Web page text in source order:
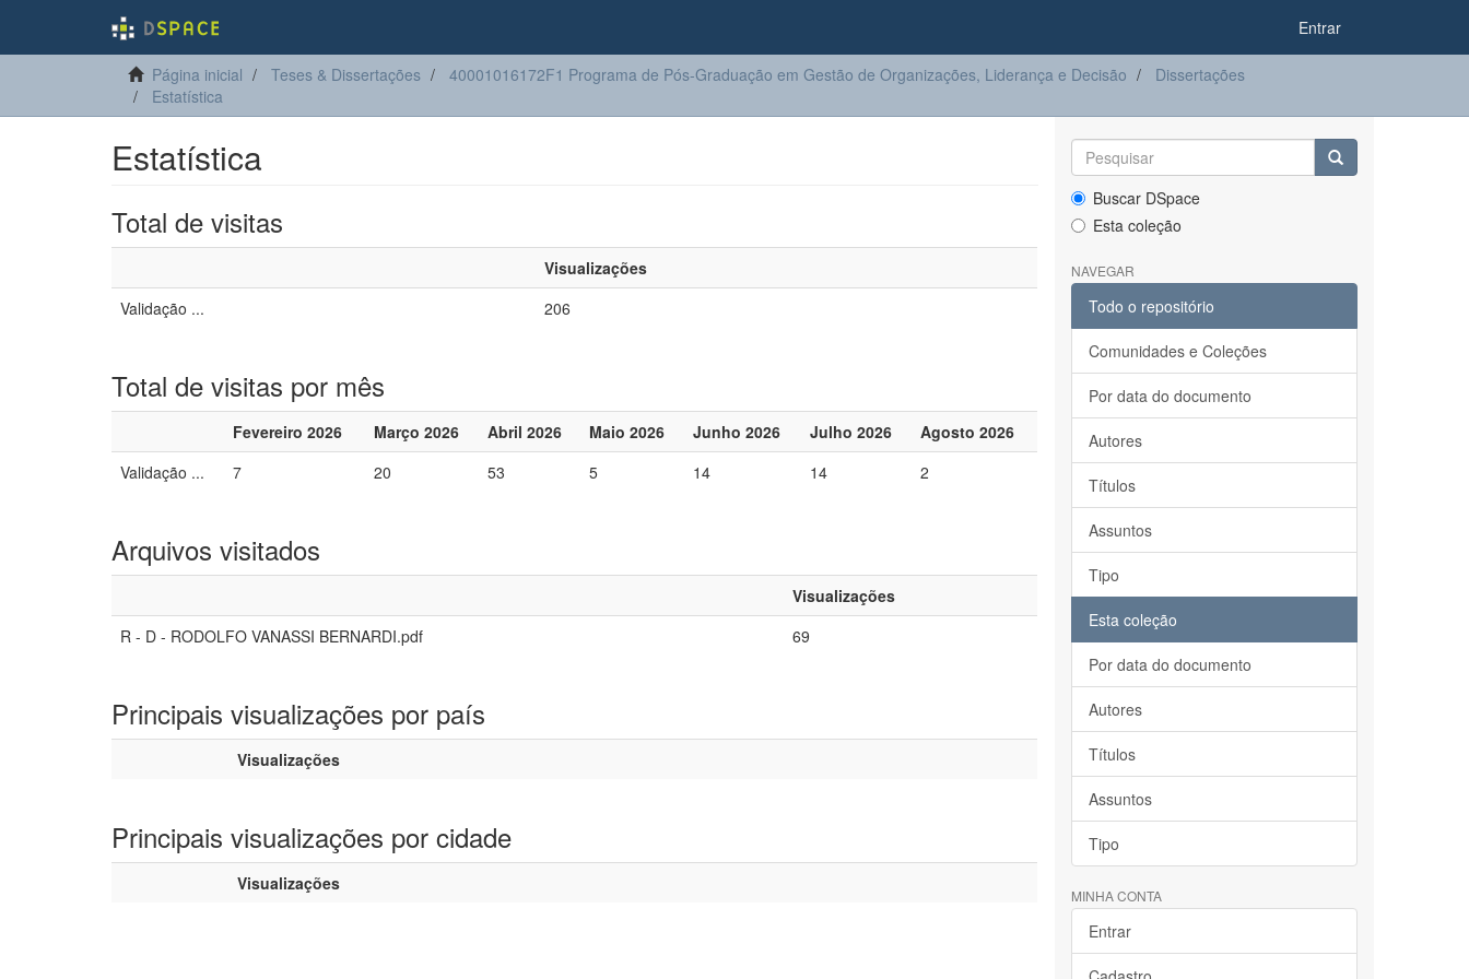
Entrar
Página inicial Teses & Dissertações 40001016172F1 Programa de Pós-Graduação em Gestão de Organizações, Liderança e Decisão
Dissertações
Estatística
Estatística
Total de visitas
Visualizações
Validação ...
206
Total de visitas por mês
Fevereiro 2026 Março 2026 Abril 2026 Maio 2026 Junho 2026 Julho 2026
Agosto 2026
Validação ...
7 20 53 5 14 14 2
Arquivos visitados
Visualizações
R - D - RODOLFO VANASSI BERNARDI.pdf
69
Principais visualizações por país
Visualizações
Principais visualizações por cidade
Visualizações
Buscar DSpace
Esta coleção
NAVEGAR
Todo o repositório
Comunidades e Coleções
Por data do documento
Autores
Títulos
Assuntos
Tipo
Esta coleção
Por data do documento
Autores
Títulos
Assuntos
Tipo
MINHA CONTA
Entrar